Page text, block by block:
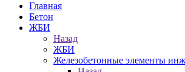
Главная
Бетон
ЖБИ
Назад
ЖБИ
Железобетонные элементы